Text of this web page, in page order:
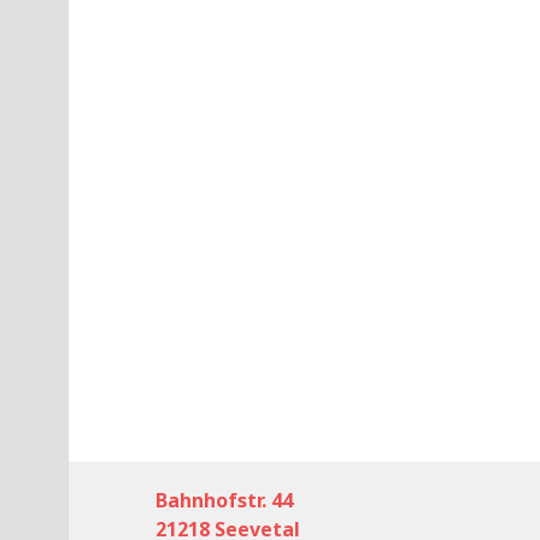
Bahnhofstr. 44
21218 Seevetal